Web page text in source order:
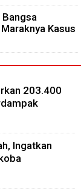
Bangsa
Kasus
203.400
Ingatkan